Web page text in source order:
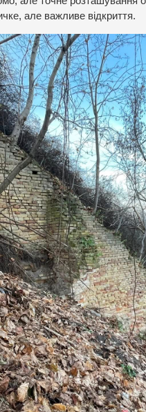
але важливе відкриття.